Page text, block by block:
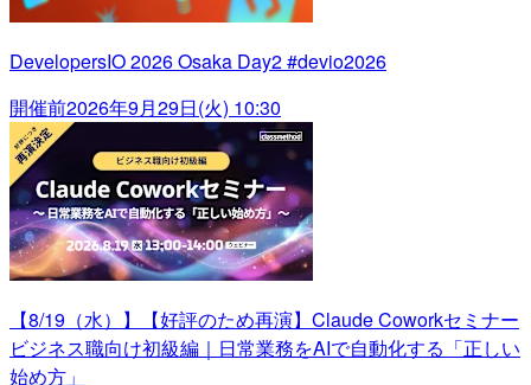
DevelopersIO 2026 Osaka Day2 #devio2026
開催前2026年9月29日(火) 10:30
【8/19（水）】【好評のため再演】Claude Coworkセミナー
ビジネス職向け初級編｜日常業務をAIで自動化する「正しい
始め方」